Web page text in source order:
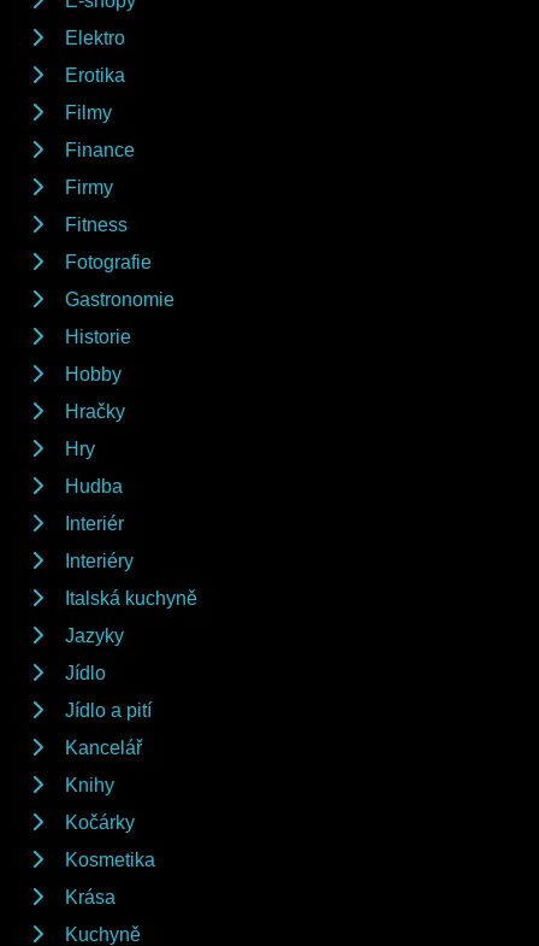
Elektro
Erotika
Filmy
Finance
Firmy
Fitness
Fotografie
Gastronomie
Historie
Hobby
Hračky
Hry
Hudba
Interiér
Interiéry
Italská kuchyně
Jazyky
Jídlo
Jídlo a pití
Kancelář
Knihy
Kočárky
Kosmetika
Krása
Kuchyně